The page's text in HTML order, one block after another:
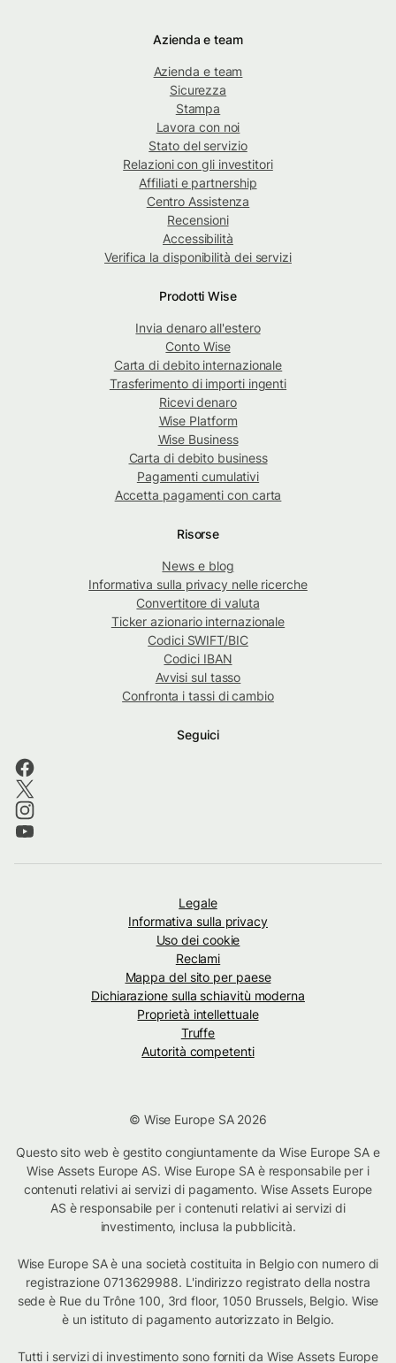
Azienda e team
Azienda e team
Sicurezza
Stampa
Lavora con noi
Stato del servizio
Relazioni con gli investitori
Affiliati e partnership
Centro Assistenza
Recensioni
Accessibilità
Verifica la disponibilità dei servizi
Prodotti Wise
Invia denaro all'estero
Conto Wise
Carta di debito internazionale
Trasferimento di importi ingenti
Ricevi denaro
Wise Platform
Wise Business
Carta di debito business
Pagamenti cumulativi
Accetta pagamenti con carta
Risorse
News e blog
Informativa sulla privacy nelle ricerche
Convertitore di valuta
Ticker azionario internazionale
Codici SWIFT/BIC
Codici IBAN
Avvisi sul tasso
Confronta i tassi di cambio
Seguici
Legale
Informativa sulla privacy
Uso dei cookie
Reclami
Mappa del sito per paese
Dichiarazione sulla schiavitù moderna
Proprietà intellettuale
Truffe
Autorità competenti
© Wise Europe SA 2026
Questo sito web è gestito congiuntamente da Wise Europe SA e
Wise Assets Europe AS. Wise Europe SA è responsabile per i
contenuti relativi ai servizi di pagamento. Wise Assets Europe
AS è responsabile per i contenuti relativi ai servizi di
investimento, inclusa la pubblicità.
Wise Europe SA è una società costituita in Belgio con numero di
registrazione 0713629988. L'indirizzo registrato della nostra
sede è Rue du Trône 100, 3rd floor, 1050 Brussels, Belgio. Wise
è un istituto di pagamento autorizzato in Belgio.
Tutti i servizi di investimento sono forniti da Wise Assets Europe